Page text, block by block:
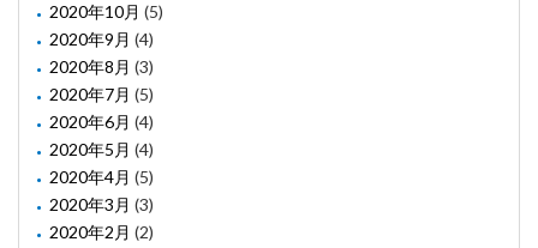
2020年10月 (5)
2020年9月 (4)
2020年8月 (3)
2020年7月 (5)
2020年6月 (4)
2020年5月 (4)
2020年4月 (5)
2020年3月 (3)
2020年2月 (2)